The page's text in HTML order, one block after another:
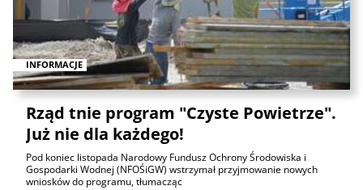
INFORMACJE
Rząd tnie program "Czyste Powietrze".
Już nie dla każdego!
Pod koniec listopada Narodowy Fundusz Ochrony Środowiska i
Gospodarki Wodnej (NFOŚiGW) wstrzymał przyjmowanie nowych
wniosków do programu, tłumacząc